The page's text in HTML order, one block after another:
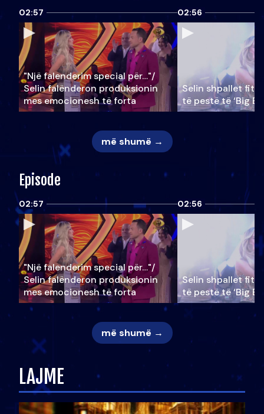
02:57
"Një falenderim special për…"/
Selin falënderon produksionin
mes emocionesh të forta
02:56
Selin shpallet
të pestë të ‘Big
më shumë →
Episode
02:57
"Një falenderim special për…"/
Selin falënderon produksionin
mes emocionesh të forta
02:56
Selin shpallet
të pestë të ‘Big
më shumë →
LAJME